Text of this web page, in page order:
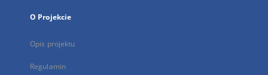
O Projekcie
Opis projektu
Regulamin